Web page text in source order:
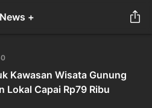
News +
Kawasan Wisata Gunung
Lokal Capai Rp79 Ribu